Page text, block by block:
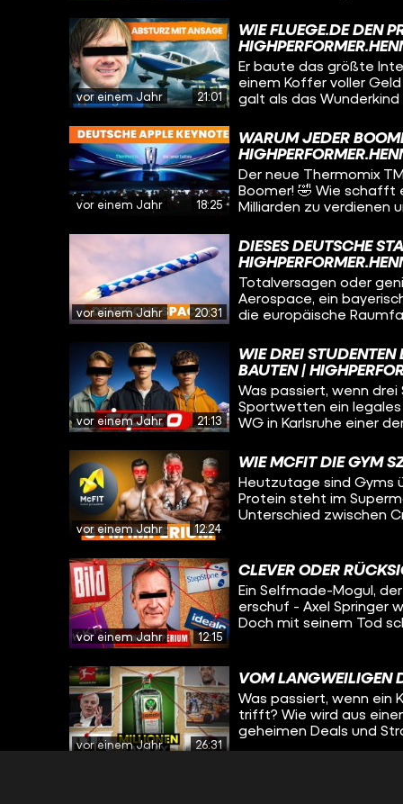
irgendwie
ist. Wir erzählen die wilde Story von vier Brüdern aus dem Schwarzwald, die
nach dem Mauerfall zur
cleverem Marketing,
ein Modeimperium
Clinton? Wieso lieben
vor einem Jahr 21:01
WIE FLUEGE.DE DEN
Er baute das größte
einem Koffer voller
galt als das
Arbitrage, Preistricks -
Wirtschaftsgeschichte.
Lebens geschah, zeigen
vor einem Jahr 18:25
WARUM JEDER
Der neue Thermomix
Boomer! 🤣 Wie schafft
Milliarden zu verdienen
absoluten Statussymbol
der psychologischen
Küchen-Phänomen!
vor einem Jahr 20:31
DIESES DEUTSCHE
Totalversagen oder
Aerospace, ein
die europäische
Daniel Metzler und
alles entscheidenden
Erwartungen erfüllen
vor einem Jahr 21:13
WIE DREI STUDENTEN
AUTEN |
Was passiert, wenn
Sportwetten ein legales
WG in Karlsruhe einer
Tipico? Wir tauchen ein in die Geschichte hinter dem Wettanbieter, die den
meisten verborgen
Millionenumsätze
agierte. Wir haben
exklusive Einblicke in
vor einem Jahr 12:24
WIE MCFIT DIE GYM
Heutzutage sind Gyms
Protein steht im
Unterschied zwischen
links gedreht. Was als
wurde zur globalen
vor einem Jahr 12:15
CLEVER ODER
Ein Selfmade-Mogul,
erschuf - Axel Springer
Doch mit seinem Tod
Medien-Matriarchin.
Unternehmen nicht nur
einflussreichsten Tech-
vor einem Jahr 26:31
VOM LANGWEILIGEN
Was passiert, wenn ein
trifft? Wie wird aus
geheimen Deals und